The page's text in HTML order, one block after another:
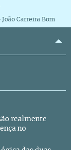
João Carreira Bom
realmente
no